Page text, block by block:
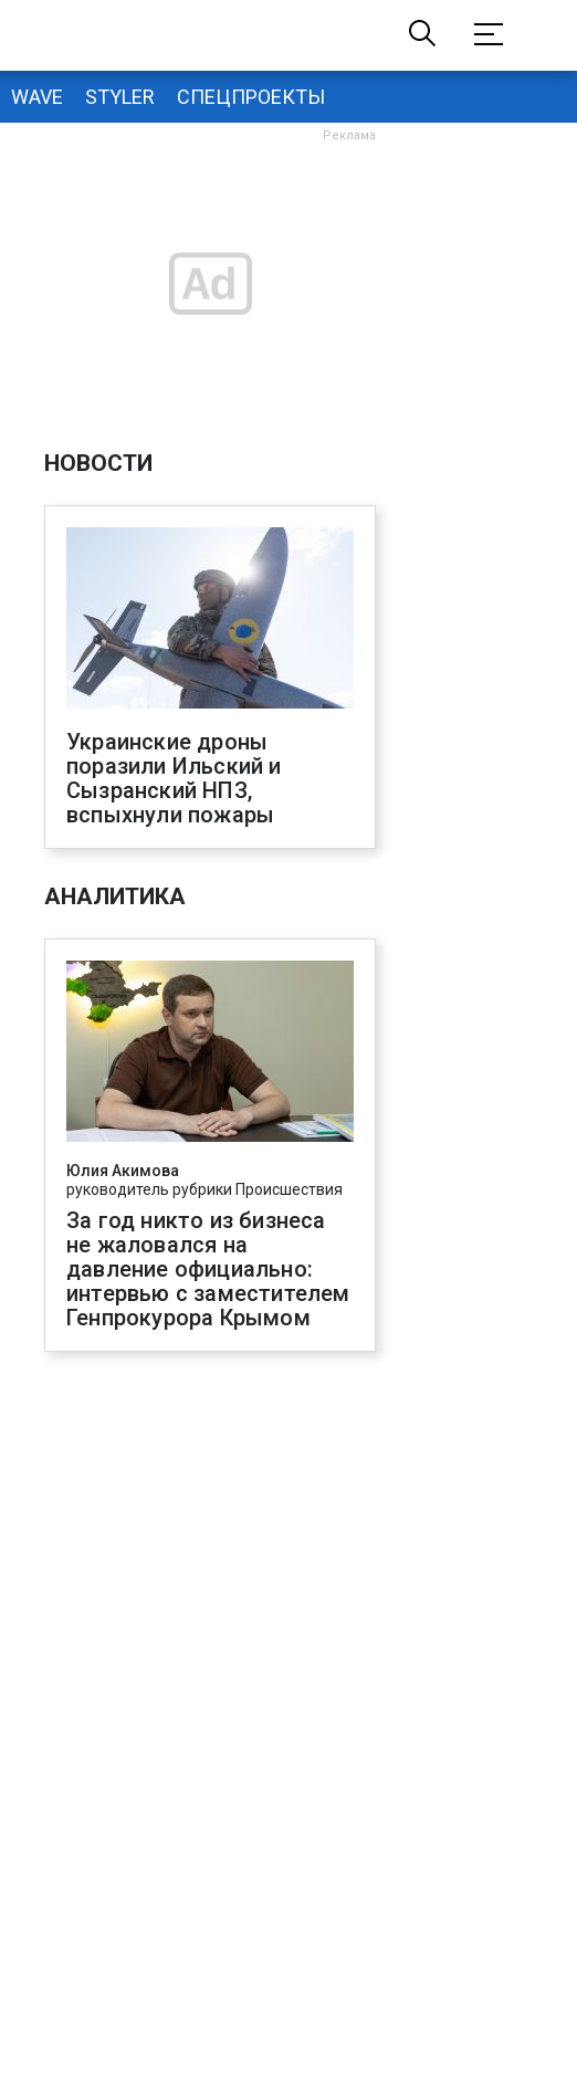
WAVE STYLER СПЕЦПРОЕКТЫ
НОВОСТИ
Украинские дроны
поразили Ильский и
Сызранский НПЗ,
вспыхнули пожары
АНАЛИТИКА
Юлия Акимова
руководитель рубрики Происшествия
За год никто из бизнеса
не жаловался на
давление официально:
интервью с заместителем
Генпрокурора Крымом